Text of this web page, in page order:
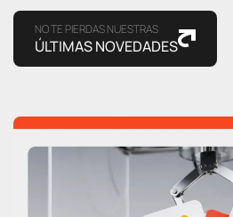
NO TE PIERDAS NUESTRAS
ÚLTIMAS NOVEDADES